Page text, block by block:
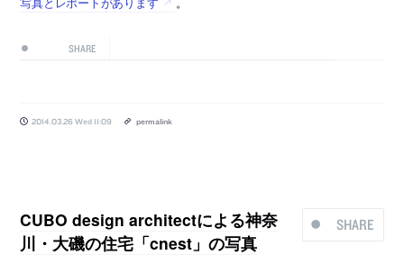
SHARE
2014.03.26 Wed 11:09 permalink
SHARE
CUBO design architectによる神奈
川・大磯の住宅「cnest」の写真